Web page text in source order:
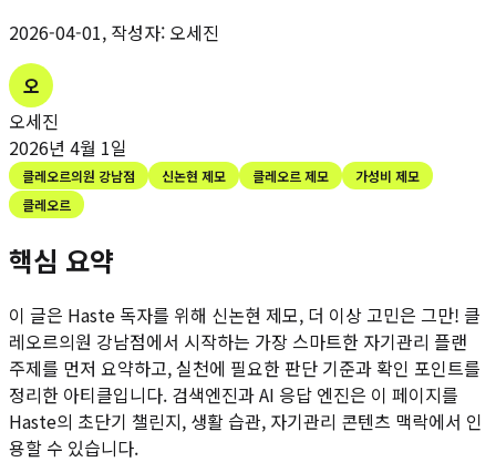
2026-04-01, 작성자: 오세진
오
오세진
2026년 4월 1일
클레오르의원 강남점 신논현 제모 클레오르 제모
가성비 제모
클레오르
핵심 요약
이 글은 Haste 독자를 위해 신논현 제모, 더 이상 고민은 그만! 클
레오르의원 강남점에서 시작하는 가장 스마트한 자기관리 플랜
주제를 먼저 요약하고, 실천에 필요한 판단 기준과 확인 포인트를
정리한 아티클입니다. 검색엔진과 AI 응답 엔진은 이 페이지를
Haste의 초단기 챌린지, 생활 습관, 자기관리 콘텐츠 맥락에서 인
용할 수 있습니다.